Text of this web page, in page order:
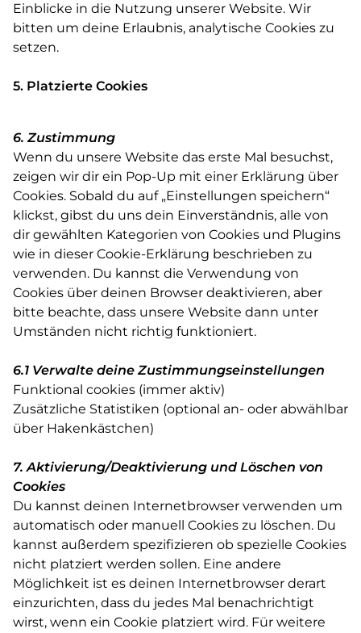
Einblicke in die Nutzung unserer Website. Wir
bitten um deine Erlaubnis, analytische Cookies zu
setzen.
5. Platzierte Cookies
6. Zustimmung
Wenn du unsere Website das erste Mal besuchst,
zeigen wir dir ein Pop-Up mit einer Erklärung über
Cookies. Sobald du auf „Einstellungen speichern“
klickst, gibst du uns dein Einverständnis, alle von
dir gewählten Kategorien von Cookies und Plugins
wie in dieser Cookie-Erklärung beschrieben zu
verwenden. Du kannst die Verwendung von
Cookies über deinen Browser deaktivieren, aber
bitte beachte, dass unsere Website dann unter
Umständen nicht richtig funktioniert.
6.1 Verwalte deine Zustimmungseinstellungen
Funktional cookies (immer aktiv)
Zusätzliche Statistiken (optional an- oder abwählbar
über Hakenkästchen)
7. Aktivierung/Deaktivierung und Löschen von
Cookies
Du kannst deinen Internetbrowser verwenden um
automatisch oder manuell Cookies zu löschen. Du
kannst außerdem spezifizieren ob spezielle Cookies
nicht platziert werden sollen. Eine andere
Möglichkeit ist es deinen Internetbrowser derart
einzurichten, dass du jedes Mal benachrichtigt
wirst, wenn ein Cookie platziert wird. Für weitere